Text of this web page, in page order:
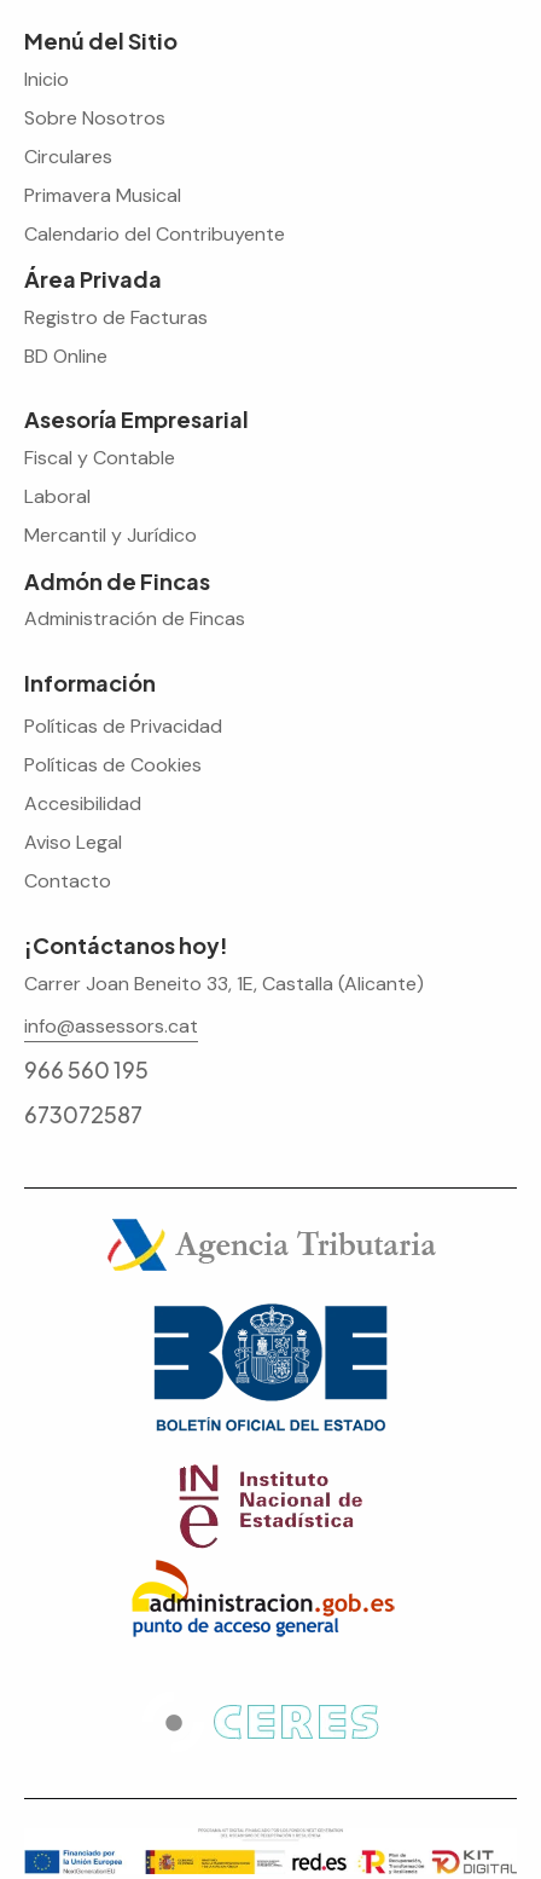
Menú del Sitio
Inicio
Sobre Nosotros
Circulares
Primavera Musical
Calendario del Contribuyente
Área Privada
Registro de Facturas
BD Online
Asesoría Empresarial
Fiscal y Contable
Laboral
Mercantil y Jurídico
Admón de Fincas
Administración de Fincas
Información
Políticas de Privacidad
Políticas de Cookies
Accesibilidad
Aviso Legal
Contacto
¡Contáctanos hoy!
Carrer Joan Beneito 33, 1E, Castalla (Alicante)
info@assessors.cat
966 560 195
673072587